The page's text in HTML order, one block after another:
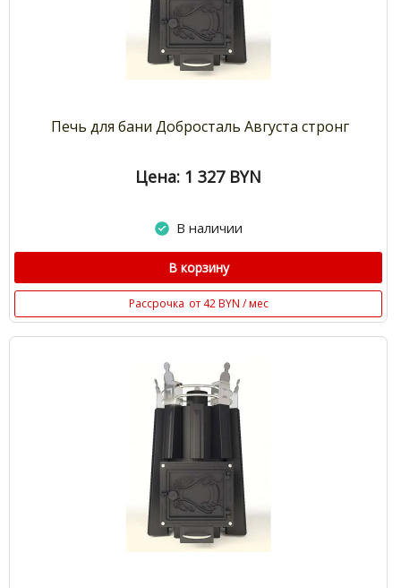
Печь для бани Добросталь Августа стронг
Цена: 1 327 BYN
В наличии
В корзину
Рассрочка от 42 BYN / мес